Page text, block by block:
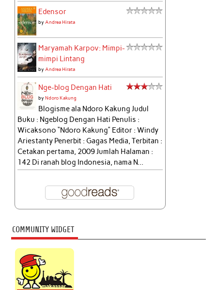
Edensor
by Andrea Hirata
Maryamah Karpov: Mimpi-
mimpi Lintang
by Andrea Hirata
Nge-blog Dengan Hati
byNdoro Kakung
Blogisme ala Ndoro Kakung Judul
Buku : Ngeblog Dengan Hati Penulis :
Wicaksono “Ndoro Kakung” Editor : Windy
Ariestanty Penerbit : Gagas Media, Terbitan :
Cetakan pertama, 2009 Jumlah Halaman :
142 Di ranah blog Indonesia, nama N...
COMMUNITY WIDGET